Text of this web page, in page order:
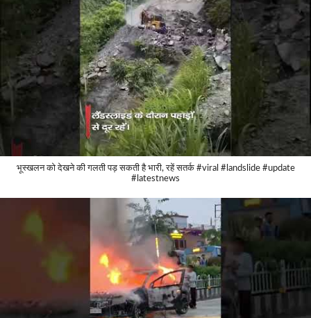
भूस्खलन को देखने की गलती पड़ सकती है भारी, रहें सतर्क #viral #landslide #update
#latestnews